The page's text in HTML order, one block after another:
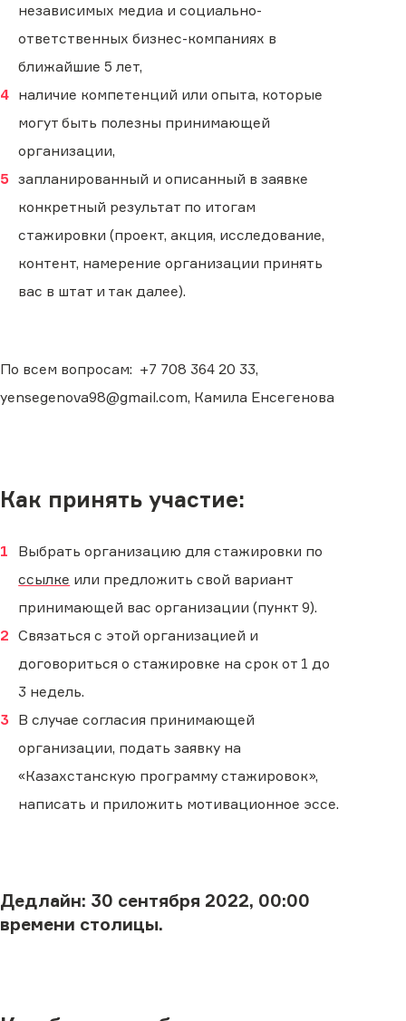
независимых медиа и социально-
ответственных бизнес-компаниях в
ближайшие 5 лет,
наличие компетенций или опыта, которые
могут быть полезны принимающей
организации,
запланированный и описанный в заявке
конкретный результат по итогам
стажировки (проект, акция, исследование,
контент, намерение организации принять
вас в штат и так далее).
По всем вопросам: +7 708 364 20 33,
yensegenova98@gmail.com, Камила Енсегенова
Как принять участие:
Выбрать организацию для стажировки по
ссылке или предложить свой вариант
принимающей вас организации (пункт 9).
Связаться с этой организацией и
договориться о стажировке на срок от 1 до
3 недель.
В случае согласия принимающей
организации, подать заявку на
«Казахстанскую программу стажировок»,
написать и приложить мотивационное эссе.
Дедлайн: 30 сентября 2022, 00:00
времени столицы.